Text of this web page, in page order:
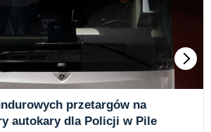
przetargów na
autokary dla Policji w Pile